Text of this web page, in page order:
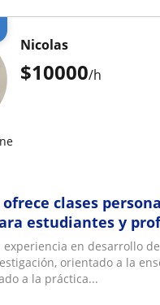
$10000/h
Nicolas
clases
estudiantes y
en desarrollo
orientado a la
a la práctica...